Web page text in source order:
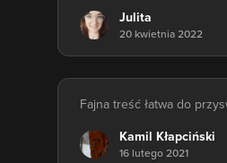
Julita
20 kwietnia 2022
Fajna treść łatwa do
Kamil Kłapciński
16 lutego 2021